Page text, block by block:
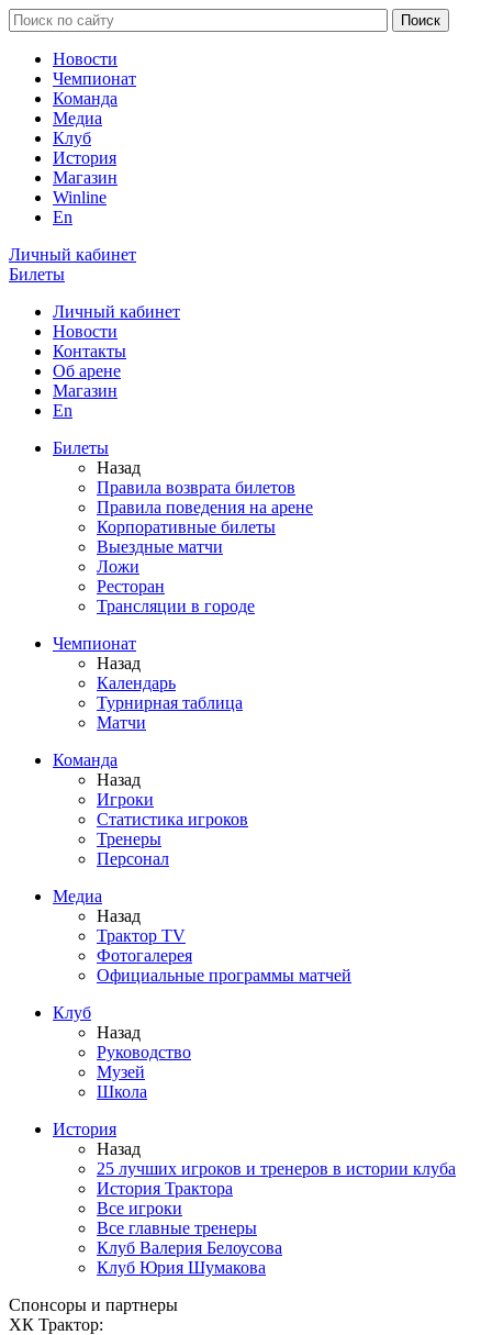
Новости
Чемпионат
Команда
Медиа
Клуб
История
Магазин
Winline
En
Личный кабинет
Билеты
Личный кабинет
Новости
Контакты
Об арене
Магазин
En
Билеты
Назад
Правила возврата билетов
Правила поведения на арене
Корпоративные билеты
Выездные матчи
Ложи
Ресторан
Трансляции в городе
Чемпионат
Назад
Календарь
Турнирная таблица
Матчи
Команда
Назад
Игроки
Статистика игроков
Тренеры
Персонал
Медиа
Назад
Трактор TV
Фотогалерея
Официальные программы матчей
Клуб
Назад
Руководство
Музей
Школа
История
Назад
25 лучших игроков и тренеров в истории клуба
История Трактора
Все игроки
Все главные тренеры
Клуб Валерия Белоусова
Клуб Юрия Шумакова
Спонсоры и партнеры
ХК Трактор: